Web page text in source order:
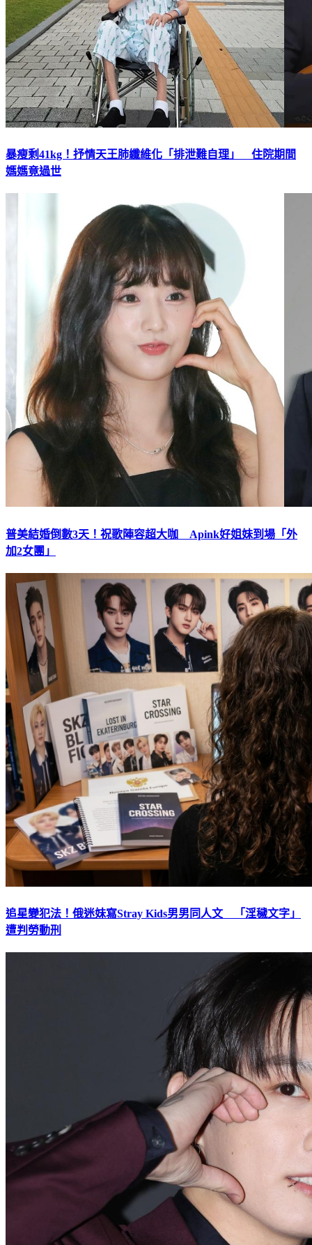
暴瘦剩41kg！抒情天王肺纖維化「排泄難自理」 住院期間
媽媽竟過世
普美結婚倒數3天！祝歌陣容超大咖 Apink好姐妹到場「外
加2女團」
追星變犯法！俄迷妹寫Stray Kids男男同人文 「淫穢文字」
遭判勞動刑